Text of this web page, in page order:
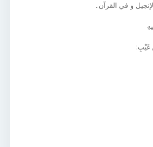
و في القرآن..
غَيْبِ: